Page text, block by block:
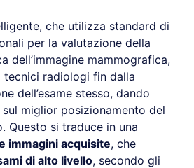
che utilizza standard di
per la valutazione della
dell’immagine mammografica,
radiologi fin dalla
dell’esame stesso, dando
sul miglior posizionamento del
Questo si traduce in una
immagini acquisite, che
di alto livello, secondo gli